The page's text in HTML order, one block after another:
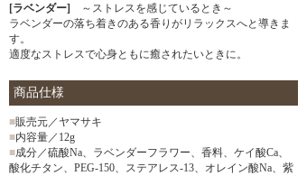
[ラベンダー]
～ストレスを感じているとき～
ラベンダーの落ち着きのある香りがリラックスへと導きま
す。
適度なストレスで心身ともに癒されたいときに。
商品仕様
■販売元／ヤマサキ
■内容量／12g
■成分／硫酸Na、ラベンダーフラワー、香料、ケイ酸Ca、
酸化チタン、PEG-150、ステアレス-13、オレイン酸Na、紫